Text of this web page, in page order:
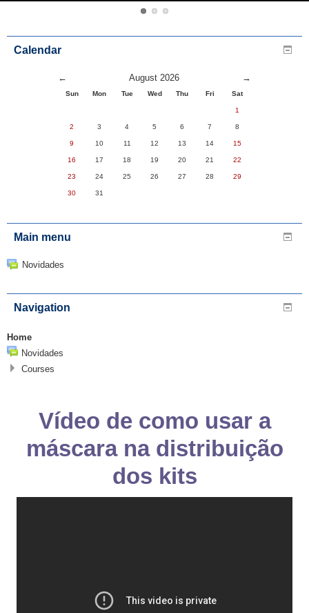
Calendar
← August 2026 →
Sun Mon Tue Wed Thu Fri Sat
1
2 3 4 5 6 7 8
9 10 11 12 13 14 15
16 17 18 19 20 21 22
23 24 25 26 27 28 29
30 31
Main menu
Novidades
Navigation
Home
Novidades
Courses
Vídeo de como usar a
máscara na distribuição
dos kits